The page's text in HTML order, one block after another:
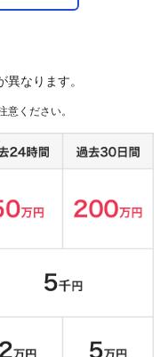
なります。
意ください。